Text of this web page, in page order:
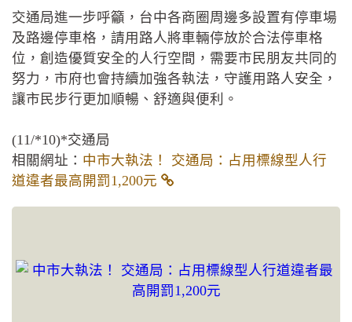
交通局進一步呼籲，台中各商圈周邊多設置有停車場
及路邊停車格，請用路人將車輛停放於合法停車格
位，創造優質安全的人行空間，需要市民朋友共同的
努力，市府也會持續加強各執法，守護用路人安全，
讓市民步行更加順暢、舒適與便利。
(11/*10)*交通局
相關網址： 中市大執法！ 交通局：占用標線型人行
道違者最高開罰1,200元